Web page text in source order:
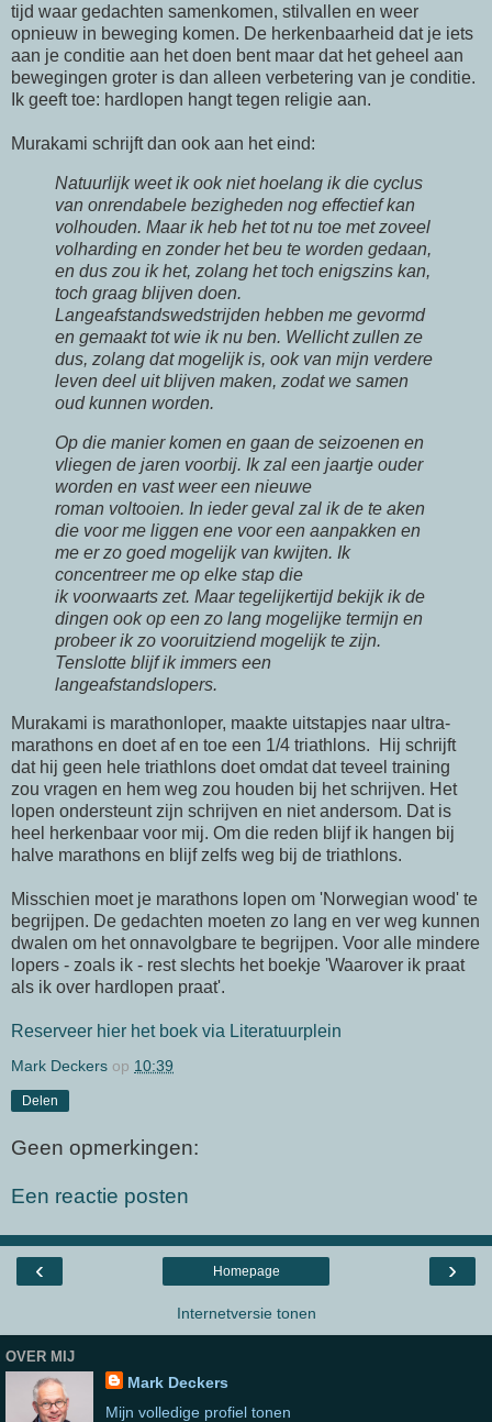
tijd waar gedachten samenkomen, stilvallen en weer
opnieuw in beweging komen. De herkenbaarheid dat je iets
aan je conditie aan het doen bent maar dat het geheel aan
bewegingen groter is dan alleen verbetering van je conditie.
Ik geeft toe: hardlopen hangt tegen religie aan.
Murakami schrijft dan ook aan het eind:
Natuurlijk weet ik ook niet hoelang ik die cyclus
van onrendabele bezigheden nog effectief kan
volhouden. Maar ik heb het tot nu toe met zoveel
volharding en zonder het beu te worden gedaan,
en dus zou ik het, zolang het toch enigszins kan,
toch graag blijven doen.
Langeafstandswedstrijden hebben me gevormd
en gemaakt tot wie ik nu ben. Wellicht zullen ze
dus, zolang dat mogelijk is, ook van mijn verdere
leven deel uit blijven maken, zodat we samen
oud kunnen worden.
Op die manier komen en gaan de seizoenen en
vliegen de jaren voorbij. Ik zal een jaartje ouder
worden en vast weer een nieuwe
roman voltooien. In ieder geval zal ik de te aken
die voor me liggen ene voor een aanpakken en
me er zo goed mogelijk van kwijten. Ik
concentreer me op elke stap die
ik voorwaarts zet. Maar tegelijkertijd bekijk ik de
dingen ook op een zo lang mogelijke termijn en
probeer ik zo vooruitziend mogelijk te zijn.
Tenslotte blijf ik immers een
langeafstandslopers.
Murakami is marathonloper, maakte uitstapjes naar ultra-
marathons en doet af en toe een 1/4 triathlons. Hij schrijft
dat hij geen hele triathlons doet omdat dat teveel training
zou vragen en hem weg zou houden bij het schrijven. Het
lopen ondersteunt zijn schrijven en niet andersom. Dat is
heel herkenbaar voor mij. Om die reden blijf ik hangen bij
halve marathons en blijf zelfs weg bij de triathlons.
Misschien moet je marathons lopen om 'Norwegian wood' te
begrijpen. De gedachten moeten zo lang en ver weg kunnen
dwalen om het onnavolgbare te begrijpen. Voor alle mindere
lopers - zoals ik - rest slechts het boekje 'Waarover ik praat
als ik over hardlopen praat'.
Reserveer hier het boek via Literatuurplein
Mark Deckers op 10:39
Delen
Geen opmerkingen:
Een reactie posten
‹ ›
Homepage
Internetversie tonen
OVER MIJ
Mark Deckers
Mijn volledige profiel tonen